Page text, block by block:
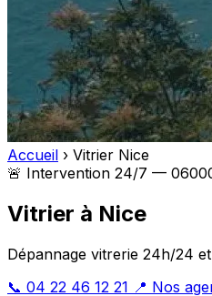
Accueil › Vitrier Nice
🚨 Intervention 24/7 —
Vitrier à Nice
Dépannage vitrerie 24h/24
📞 04 22 46 12 21 📍 Nos